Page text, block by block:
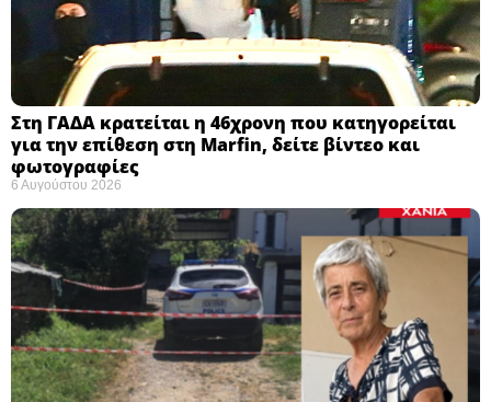
Στη ΓΑΔΑ κρατείται η 46χρονη που κατηγορείται
για την επίθεση στη Marfin, δείτε βίντεο και
φωτογραφίες
6 Αυγούστου 2026